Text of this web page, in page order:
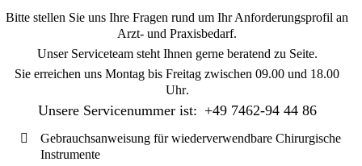
Bitte stellen Sie uns Ihre Fragen rund um Ihr Anforderungsprofil an
Arzt- und Praxisbedarf.
Unser Serviceteam steht Ihnen gerne beratend zu Seite.
Sie erreichen uns Montag bis Freitag zwischen 09.00 und 18.00
Uhr.
Unsere Servicenummer ist: +49 7462-94 44 86
Gebrauchsanweisung für wiederverwendbare Chirurgische
Instrumente